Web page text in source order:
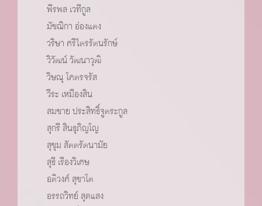
พีรพล เวทีกูล
มัชฌิกา อ่องแตง
วริษา ศรีไตรรัตนรักษ์
วิวัฒน์ วัฒนาวุฒิ
วิษณุ โคตรจรัส
วีระ เหมืองสิน
สมชาย ประสิทธิ์จูตระกูล
สุกรี สินธุภิญโญ
สุขุม สัตตรัตนามัย
สุธี เรืองวิเศษ
อติวงศ์ สุชาโต
อรรถวิทย์ สุดแสง